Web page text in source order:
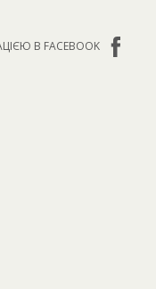
В FACEBOOK